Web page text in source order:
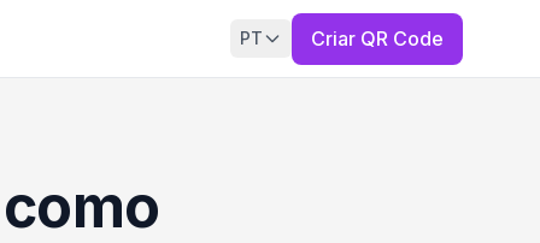
PT Criar QR Code